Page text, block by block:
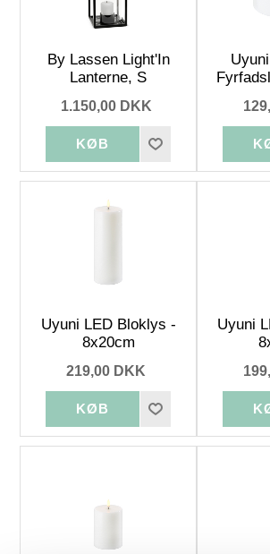
By Lassen Light'In
Lanterne, S
1.150,00 DKK
Uyuni LED Bloklys -
8x20cm
219,00 DKK
Uyuni